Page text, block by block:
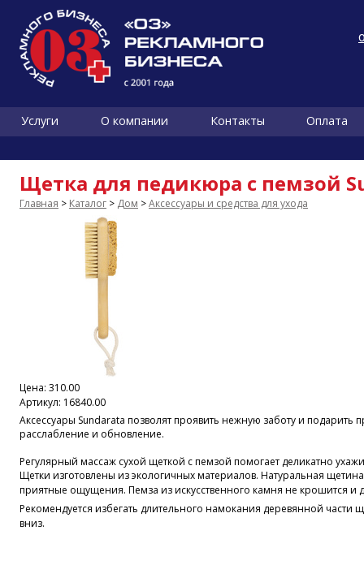
Услуги О компании Контакты Оплата
Щетка для педикюра с пемзой
Главная > Каталог > Дом >Аксессуары и средства для ухода
Цена: 310.00
Артикул: 16840.00
Аксессуары Sundarata позволят проявить нежную заботу и
расслабление и обновление.
Регулярный массаж сухой щеткой с пемзой помогает деликатно
Щетки изготовлены из экологичных материалов. Натуральная
приятные ощущения. Пемза из искусственного камня не крошится и
Рекомендуется избегать длительного намокания деревянной
вниз.